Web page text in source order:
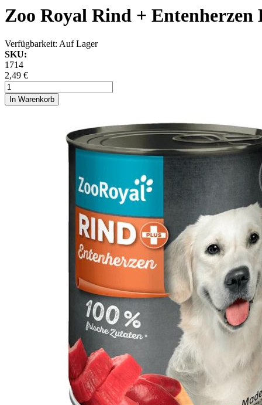
Zoo Royal Rind +
Verfügbarkeit: Auf Lager
SKU:
1714
2,49 €
In Warenkorb